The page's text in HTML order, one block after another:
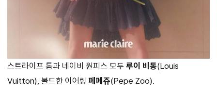
스트라이프 톱과 네이비 원피스 모두 루이 비통(Louis
Vuitton), 볼드한 이어링 페페쥬(Pepe Zoo).